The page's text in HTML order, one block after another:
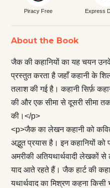
Piracy Free Express
About the Book
जैक की कहानियों का यह चयन
प्रस्तुत करता है जहाँ कहानी के
तलाश की गई है। कहानी सिर्फ़
की और एक सीमा से दूसरी सीमा
की।</p>
<p>जैक का लेखन कहानी को
अद्भुत प्रयास है। इन कहानियों
अमरीकी अतियथार्थवादी लेखकों
याद आते रहते हैं। जैक हार्ट की
यथार्थवाद का मिश्रण कहना